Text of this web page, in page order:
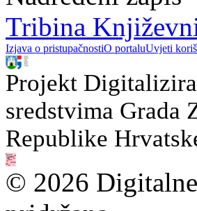
Tribina
Izjava o pristupačnostiO portaluUvjeti
Projekt
sredstvima Grada
Republike
© 2026